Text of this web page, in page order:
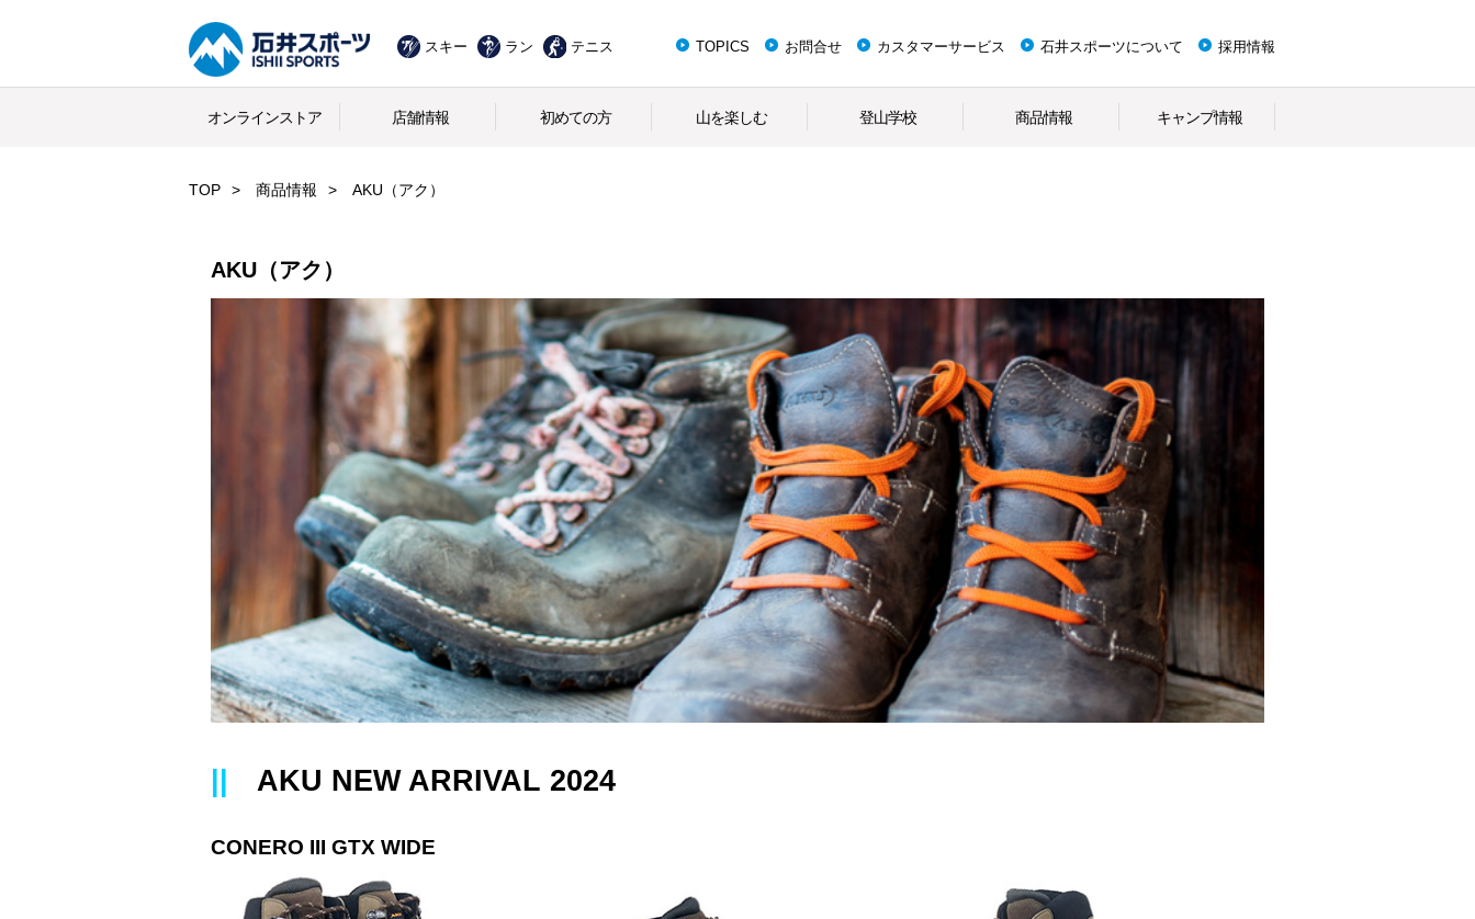
スキー ラン テニス TOPICS お問合せ カスタマーサービス 石井スポーツについて 採用情報
オンラインストア 店舗情報 初めての方 山を楽しむ 登山学校 商品情報 キャンプ情報
TOP 商品情報 AKU（アク）
AKU（アク）
AKU NEW ARRIVAL 2024
CONERO III GTX WIDE